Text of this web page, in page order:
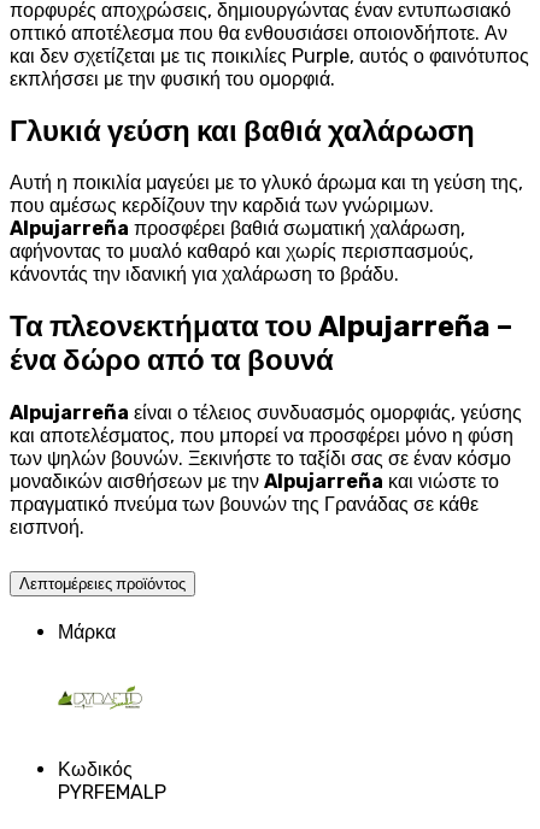
πορφυρές αποχρώσεις, δημιουργώντας έναν εντυπωσιακό
οπτικό αποτέλεσμα που θα ενθουσιάσει οποιονδήποτε. Αν
και δεν σχετίζεται με τις ποικιλίες Purple, αυτός ο φαινότυπος
εκπλήσσει με την φυσική του ομορφιά.
Γλυκιά γεύση και βαθιά χαλάρωση
Αυτή η ποικιλία μαγεύει με το γλυκό άρωμα και τη γεύση της,
που αμέσως κερδίζουν την καρδιά των γνώριμων.
Alpujarreña προσφέρει βαθιά σωματική χαλάρωση,
αφήνοντας το μυαλό καθαρό και χωρίς περισπασμούς,
κάνοντάς την ιδανική για χαλάρωση το βράδυ.
Τα πλεονεκτήματα του Alpujarreña –
ένα δώρο από τα βουνά
Alpujarreña είναι ο τέλειος συνδυασμός ομορφιάς, γεύσης
και αποτελέσματος, που μπορεί να προσφέρει μόνο η φύση
των ψηλών βουνών. Ξεκινήστε το ταξίδι σας σε έναν κόσμο
μοναδικών αισθήσεων με την Alpujarreña και νιώστε το
πραγματικό πνεύμα των βουνών της Γρανάδας σε κάθε
εισπνοή.
Λεπτομέρειες προϊόντος
Μάρκα
Κωδικός
PYRFEMALP